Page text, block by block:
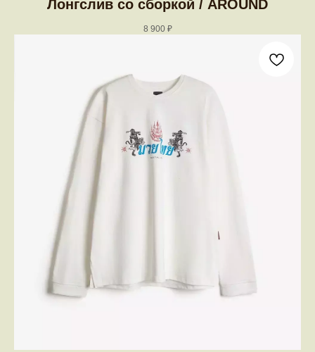
Лонгслив со сборкой / AROUND
8 900 ₽